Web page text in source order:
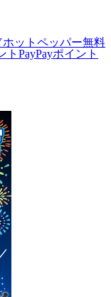
ホットペッパー無料
ト PayPayポイント